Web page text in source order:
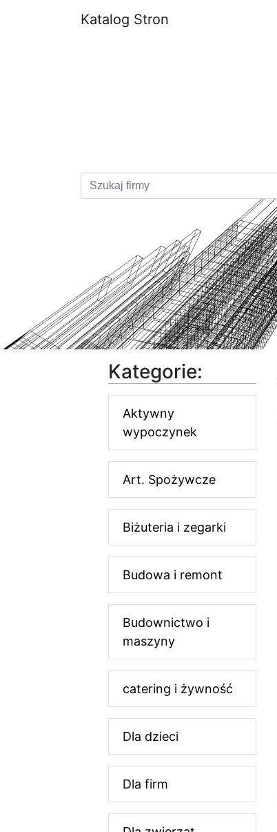
Katalog Stron
Kategorie:
Aktywny
wypoczynek
Art. Spożywcze
Biżuteria i zegarki
Budowa i remont
Budownictwo i
maszyny
catering i żywność
Dla dzieci
Dla firm